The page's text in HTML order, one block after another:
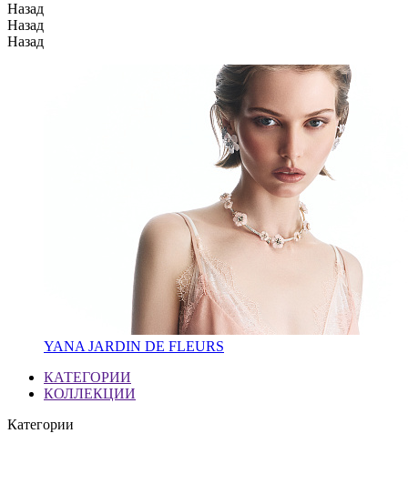
Назад
Назад
Назад
YANA JARDIN DE FLEURS
КАТЕГОРИИ
КОЛЛЕКЦИИ
Категории